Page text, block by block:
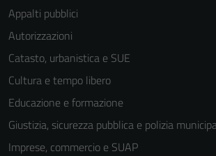
Appalti pubblici
Autorizzazioni
Catasto, urbanistica e SUE
Cultura e tempo libero
Educazione e formazione
Giustizia, sicurezza pubblica e polizia
Imprese, commercio e SUAP